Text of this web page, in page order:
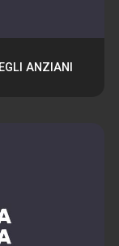
ANZIANI